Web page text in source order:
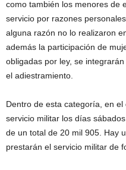
como también los menores de
servicio por razones
alguna razón no lo realizaron
además la participación de
obligadas por ley, se
el adiestramiento.
Dentro de esta categoría, en
servicio militar los días
de un total de 20 mil 905. Hay
prestarán el servicio militar de